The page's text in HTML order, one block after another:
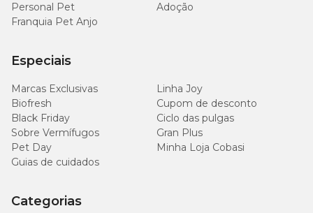
Personal Pet
Adoção
Franquia Pet Anjo
Especiais
Marcas Exclusivas
Linha Joy
Biofresh
Cupom de desconto
Black Friday
Ciclo das pulgas
Sobre Vermífugos
Gran Plus
Pet Day
Minha Loja Cobasi
Guias de cuidados
Categorias